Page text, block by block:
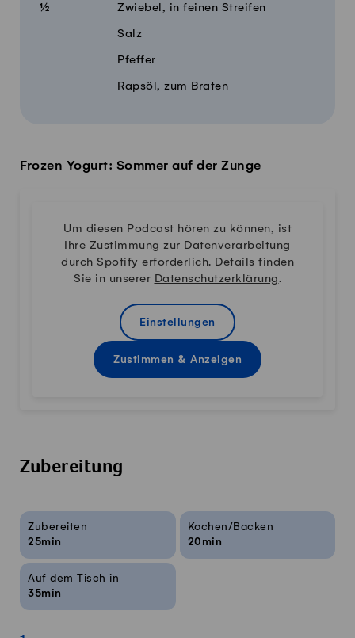
½ Zwiebel, in feinen Streifen
Salz
Pfeffer
Rapsöl, zum Braten
Frozen Yogurt: Sommer auf der Zunge
Um diesen Podcast hören zu können, ist
Ihre Zustimmung zur Datenverarbeitung
durch Spotify erforderlich. Details finden
Sie in unserer Datenschutzerklärung.
Einstellungen
Zustimmen & Anzeigen
Zubereitung
Rezeptinfos
Zubereiten
25min
Kochen/Backen
20min
Auf dem Tisch in
35min